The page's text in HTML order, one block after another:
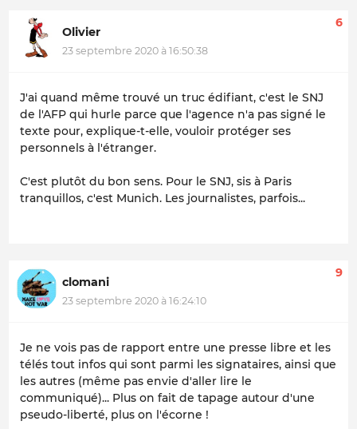
Olivier
23 septembre 2020 à 16:50:38
6
J'ai quand même trouvé un truc édifiant, c'est le SNJ
de l'AFP qui hurle parce que l'agence n'a pas signé le
texte pour, explique-t-elle, vouloir protéger ses
personnels à l'étranger.
C'est plutôt du bon sens. Pour le SNJ, sis à Paris
tranquillos, c'est Munich. Les journalistes, parfois...
clomani
23 septembre 2020 à 16:24:10
9
Je ne vois pas de rapport entre une presse libre et les
télés tout infos qui sont parmi les signataires, ainsi que
les autres (même pas envie d'aller lire le
communiqué)... Plus on fait de tapage autour d'une
pseudo-liberté, plus on l'écorne !